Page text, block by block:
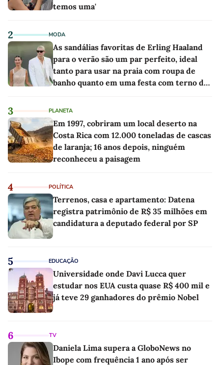
temos uma'
2 MODA
As sandálias favoritas de Erling Haaland
para o verão são um par perfeito, ideal
tanto para usar na praia com roupa de
banho quanto em uma festa com terno de
3 PLANETA
Em 1997, cobriram um local deserto na
Costa Rica com 12.000 toneladas de cascas
de laranja; 16 anos depois, ninguém
reconheceu a paisagem
4 POLÍTICA
Terrenos, casa e apartamento: Datena
registra patrimônio de R$ 35 milhões em
candidatura a deputado federal por SP
5 EDUCAÇÃO
Universidade onde Davi Lucca quer
estudar nos EUA custa quase R$ 400 mil e
já teve 29 ganhadores do prêmio Nobel
6 TV
Daniela Lima supera a GloboNews no
Ibope com frequência 1 ano após ser